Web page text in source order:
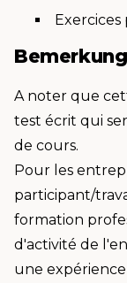
Bemerkung
A noter que
test écrit qui
de cours.
Pour les
participant/
formation
d'activité de
une